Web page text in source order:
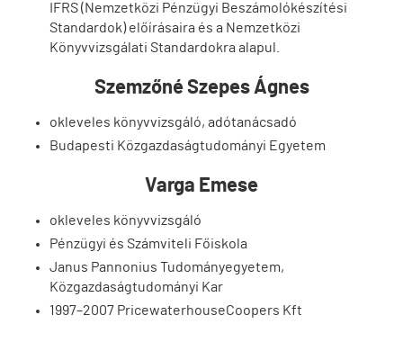
IFRS (Nemzetközi Pénzügyi Beszámolókészítési
Standardok) előírásaira és a Nemzetközi
Könyvvizsgálati Standardokra alapul.
Szemzőné Szepes Ágnes
okleveles könyvvizsgáló, adótanácsadó
Budapesti Közgazdaságtudományi Egyetem
Varga Emese
okleveles könyvvizsgáló
Pénzügyi és Számviteli Főiskola
Janus Pannonius Tudományegyetem,
Közgazdaságtudományi Kar
1997–2007 PricewaterhouseCoopers Kft